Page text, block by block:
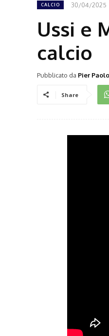
CALCIO 30/04/2025
Ussi e
calcio
Pubblicato da Pier
Share